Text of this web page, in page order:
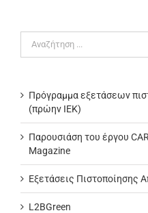
για:
Πρόγραμμα εξετάσεων
(πρώην ΙΕΚ)
Παρουσιάση του έργου
Magazine
Εξετάσεις Πιστοποίησης
L2BGreen